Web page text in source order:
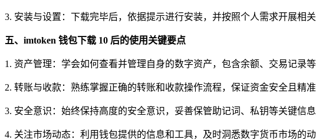
3. 安装与设置：下载完毕后，依据提示进行安装，并按照个人需求开展相
五、imtoken 钱包下载 10 后的使用关键要点
1. 资产管理：学会如何查看并管理自身的数字资产，包含余额、交易记录等
2. 转账与收款：熟练掌握正确的转账和收款操作流程，保证资金安全且精准
3. 安全意识：始终保持高度的安全意识，妥善保管助记词、私钥等关键信
4. 关注市场动态：利用钱包提供的信息和工具，及时洞悉数字货币市场的